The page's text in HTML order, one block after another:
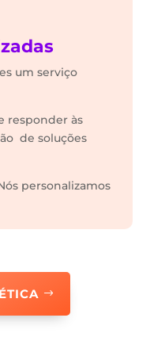
um serviço
responder às
de soluções
personalizamos